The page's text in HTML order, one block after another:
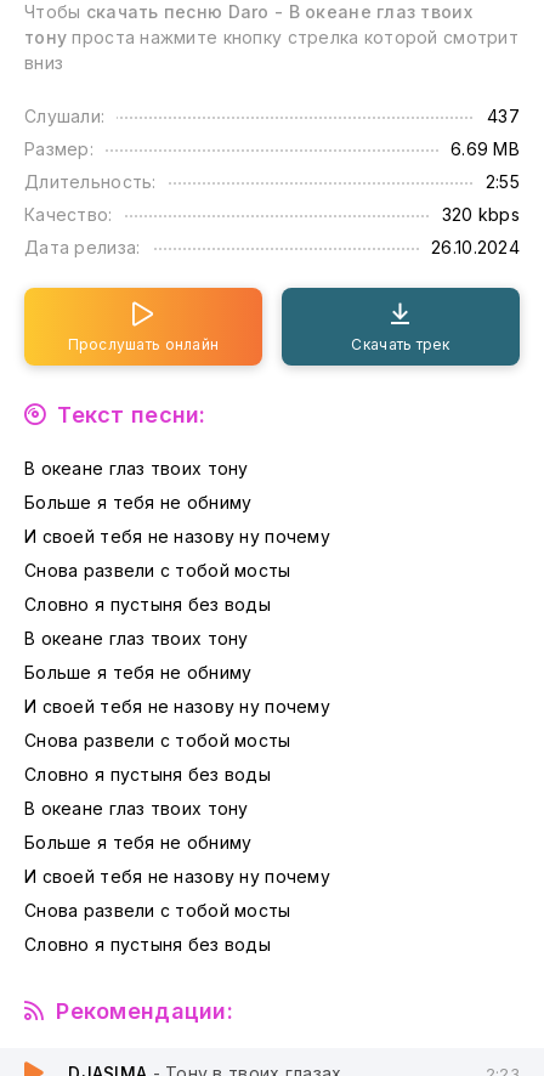
Чтобы скачать песню Daro - В океане глаз твоих
тону проста нажмите кнопку стрелка которой смотрит
вниз
Слушали:
437
Размер:
6.69 MB
Длительность:
2:55
Качество:
320 kbps
Дата релиза:
26.10.2024
Прослушать онлайн Скачать трек
Текст песни:
В океане глаз твоих тону
Больше я тебя не обниму
И своей тебя не назову ну почему
Снова развели с тобой мосты
Словно я пустыня без воды
В океане глаз твоих тону
Больше я тебя не обниму
И своей тебя не назову ну почему
Снова развели с тобой мосты
Словно я пустыня без воды
В океане глаз твоих тону
Больше я тебя не обниму
И своей тебя не назову ну почему
Снова развели с тобой мосты
Словно я пустыня без воды
Рекомендации: